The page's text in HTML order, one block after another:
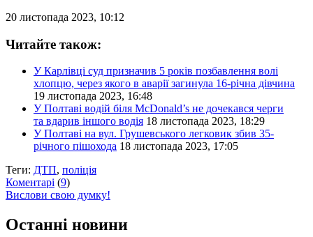
20 листопада 2023, 10:12
Читайте також:
У Карлівці суд призначив 5 років позбавлення волі
хлопцю, через якого в аварії загинула 16-річна дівчина
19 листопада 2023, 16:48
У Полтаві водій біля McDonald’s не дочекався черги
та вдарив іншого водія 18 листопада 2023, 18:29
У Полтаві на вул. Грушевського легковик збив 35-
річного пішохода 18 листопада 2023, 17:05
Теги: ДТП, поліція
Коментарі (9)
Вислови свою думку!
Останні новини